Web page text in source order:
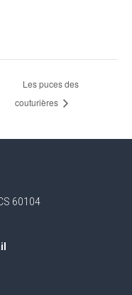
Les puces des
couturières
60104